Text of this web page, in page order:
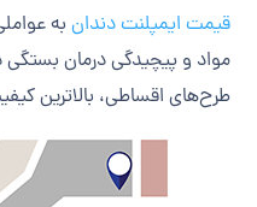
قیمت ایمپلنت دندان به
مواد و پیچیدگی درمان بستگی
طرح‌های اقساطی، بالاترین